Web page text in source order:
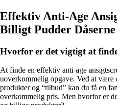
Effektiv Anti-Age
Billigt Pudder
Hvorfor er det vigtigt at
At finde en effektiv anti-age
uoverkommelig opgave. Ved at være
produkter og “tilbud” kan du få en
overkommelig pris. Men hvorfor er